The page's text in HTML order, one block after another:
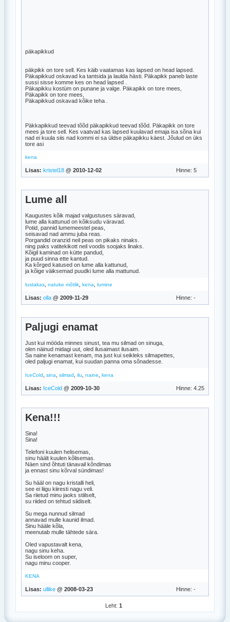
päkapikkud
päkpikk on tore sell. Kes käib vaatamas kas lapsed on head lapsed.
Päkapikkud oskavad ka tantsida ja laulda hästi. Päkapikk paneb laste
sussi sisse komme kes on head lapsed .
Päkapikku kostüm on punane ja valge. Päkapikk on tore mees,
Päkapikk on tore mees,
Päkapikkud oskavad kõike teha .
Päkkapikkud teevad tõõd päkapikkud teevad tõõd. Päkapikk on tore
mees ja tore sell. Kes vaatvad kas lapsed kuulavad emaja isa sõna kui
nad ei kuula siis nad kommi ei sa üldse päkapikku käest. Jõulud on üks
tore asi
kena
Lisas: kristel18 @ 2010-12-02 Hinne: 5
Lume all
Kaugustes kõik majad valgustuses säravad,
lume alla kattunud on kõiksudu väravad.
Potid, pannid lumemeestel peas,
seisavad nad ammu juba reas.
Porgandid oranzid neil peas on pikaks ninaks.
ning paks vatitekikott neil voodis soojaks linaks.
Kõigil kaminad on kütte pandud,
ja puud sinna ette kantud.
Ka kõrged katused on lume alla kattunud,
ja kõige väiksemad puudki lume alla mattunud.
lustakas natuke mõtlik kena lumine
Lisas: olla @ 2009-11-29 Hinne: -
Paljugi enamat
Just kui mööda minnes sinust, tea mu silmad on sinuga,
olen näinud midagi uut, oled ilusaimast ilusaim.
Sa naine kenamast kenam, ma just kui seikleks silmapettes,
oled paljugi enamat, kui suudan panna oma sõnadesse.
IceCold sina silmad ilu naine kena
Lisas: IceCold @ 2009-10-30 Hinne: 4.25
Kena!!!
Sina!
Sina!
Telefoni kuulen helisemas,
sinu häält kuulen kõlisemas.
Näen sind õhtuti tänavail kõndimas
ja ennast sinu kõrval sündimas!
Su hääl on nagu kristalli heli,
see ei liigu kiiresti nagu veli.
Sa riietud minu jaoks stiilselt,
su riided on tehtud siidiselt.
Su mega nunnud silmad
annavad mulle kaunid ilmad.
Sinu hääle kõla,
meenutab mulle tähtede sära.
Oled vapustavalt kena,
nagu sinu keha.
Su iseloom on super,
nagu minu cooper.
KENA
Lisas: ullike @ 2008-03-23 Hinne: -
Leht: 1